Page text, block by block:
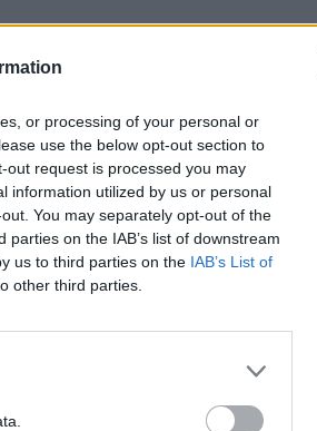
or processing of your personal or
use the below opt-out section to
request is processed you may
information utilized by us or personal
You may separately opt-out of the
on the IAB’s list of downstream
us to third parties on the IAB’s List of
other third parties.